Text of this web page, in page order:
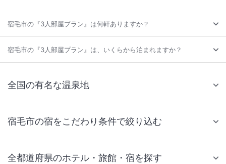
宿毛市の『3人部屋プラン』は何軒ありますか？
宿毛市の『3人部屋プラン』は、いくらから泊まれますか？
全国の有名な温泉地
宿毛市の宿をこだわり条件で絞り込む
全都道府県のホテル・旅館・宿を探す